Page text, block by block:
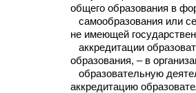
общего образования в
самообразования или
не имеющей
аккредитации
образования, – в
образовательную
аккредитацию